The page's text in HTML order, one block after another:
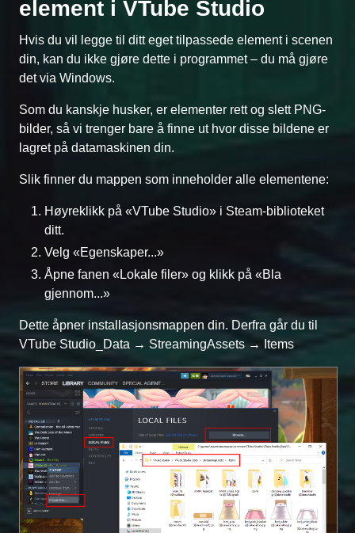
element i VTube Studio
Hvis du vil legge til ditt eget tilpassede element i scenen
din, kan du ikke gjøre dette i programmet – du må gjøre
det via Windows.
Som du kanskje husker, er elementer rett og slett PNG-
bilder, så vi trenger bare å finne ut hvor disse bildene er
lagret på datamaskinen din.
Slik finner du mappen som inneholder alle elementene:
Høyreklikk på «VTube Studio» i Steam-biblioteket
ditt.
Velg «Egenskaper...»
Åpne fanen «Lokale filer» og klikk på «Bla
gjennom...»
Dette åpner installasjonsmappen din. Derfra går du til
VTube Studio_Data → StreamingAssets → Items